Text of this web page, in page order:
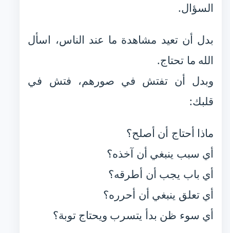
السؤال.
بدل أن تعيد مشاهدة ما عند الناس، اسأل
الله ما تحتاج.
وبدل أن تفتش في صورهم، فتش في
قلبك:
ماذا أحتاج أن أصلح؟
أي سبب ينبغي أن آخذه؟
أي باب يجب أن أطرقه؟
أي تعلق ينبغي أن أحرره؟
أي سوء ظن بدأ يتسرب ويحتاج توبة؟